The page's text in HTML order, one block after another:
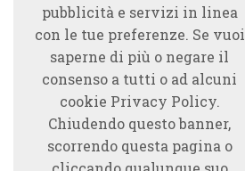
pubblicità e servizi in linea
con le tue preferenze. Se vuoi
saperne di più o negare il
consenso a tutti o ad alcuni
cookie Privacy Policy.
Chiudendo questo banner,
scorrendo questa pagina o